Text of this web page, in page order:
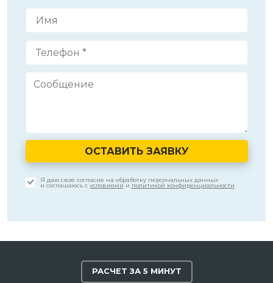
ОСТАВИТЬ ЗАЯВКУ
Я даю свое согласие на обработку персональных данных
и соглашаюсь с условиямии политикой конфиденциальности
РАСЧЕТ ЗА 5 МИНУТ